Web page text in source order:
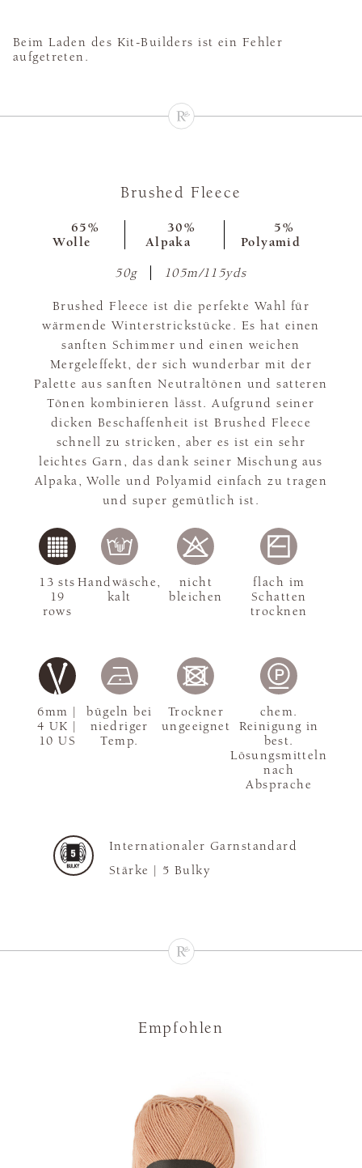
Beim Laden des Kit-Builders ist ein Fehler
aufgetreten.
Brushed Fleece
65%
Wolle
30%
Alpaka
5%
Polyamid
50g 105m/115yds
Brushed Fleece ist die perfekte Wahl für
wärmende Winterstrickstücke. Es hat einen
sanften Schimmer und einen weichen
Mergeleffekt, der sich wunderbar mit der
Palette aus sanften Neutraltönen und satteren
Tönen kombinieren lässt. Aufgrund seiner
dicken Beschaffenheit ist Brushed Fleece
schnell zu stricken, aber es ist ein sehr
leichtes Garn, das dank seiner Mischung aus
Alpaka, Wolle und Polyamid einfach zu tragen
und super gemütlich ist.
6mm |
4 UK |
10 US
13 sts
19
rows
Handwäsche,
kalt
nicht
bleichen
flach im
Schatten
trocknen
bügeln bei
niedriger
Temp.
Trockner
ungeeignet
chem.
Reinigung in
best.
Lösungsmitteln
nach
Absprache
Internationaler Garnstandard
Stärke | 5 Bulky
Empfohlen